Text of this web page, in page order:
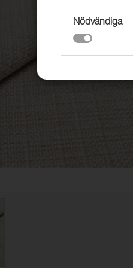
Nödvändiga